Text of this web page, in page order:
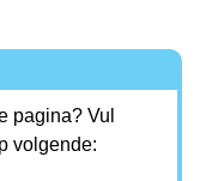
pagina? Vul
volgende: